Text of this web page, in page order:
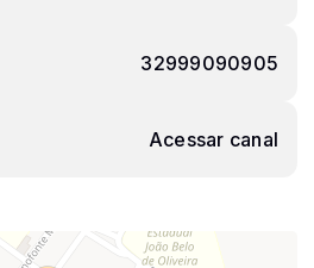
32999090905
Acessar canal